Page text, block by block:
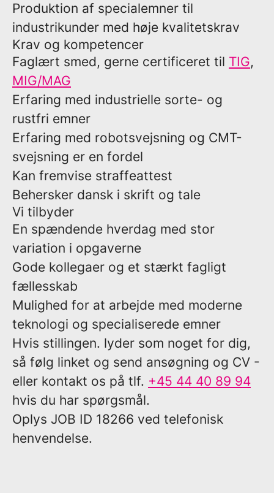
Produktion af specialemner til
industrikunder med høje kvalitetskrav
Krav og kompetencer
Faglært smed, gerne certificeret til TIG,
MIG/MAG
Erfaring med industrielle sorte- og
rustfri emner
Erfaring med robotsvejsning og CMT-
svejsning er en fordel
Kan fremvise straffeattest
Behersker dansk i skrift og tale
Vi tilbyder
En spændende hverdag med stor
variation i opgaverne
Gode kollegaer og et stærkt fagligt
fællesskab
Mulighed for at arbejde med moderne
teknologi og specialiserede emner
Hvis stillingen. lyder som noget for dig,
så følg linket og send ansøgning og CV -
eller kontakt os på tlf. +45 44 40 89 94
hvis du har spørgsmål.
Oplys JOB ID 18266 ved telefonisk
henvendelse.